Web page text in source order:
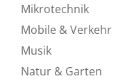
Mikrotechnik
Mobile & Verkehr
Musik
Natur & Garten